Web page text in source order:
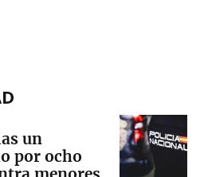
un
por ocho